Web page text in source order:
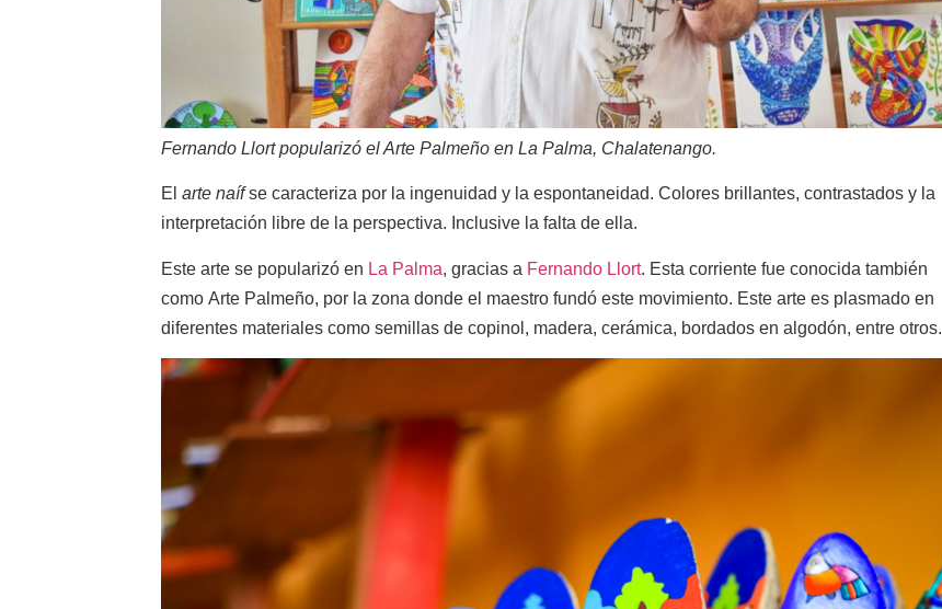
Fernando Llort popularizó el Arte Palmeño en La Palma, Chalatenango.
El arte naífse caracteriza por la ingenuidad y la espontaneidad. Colores brillantes, contrastados y la
interpretación libre de la perspectiva. Inclusive la falta de ella.
Este arte se popularizó en La Palma, gracias a Fernando Llort. Esta corriente fue conocida también
como Arte Palmeño, por la zona donde el maestro fundó este movimiento. Este arte es plasmado en
diferentes materiales como semillas de copinol, madera, cerámica, bordados en algodón, entre otros.